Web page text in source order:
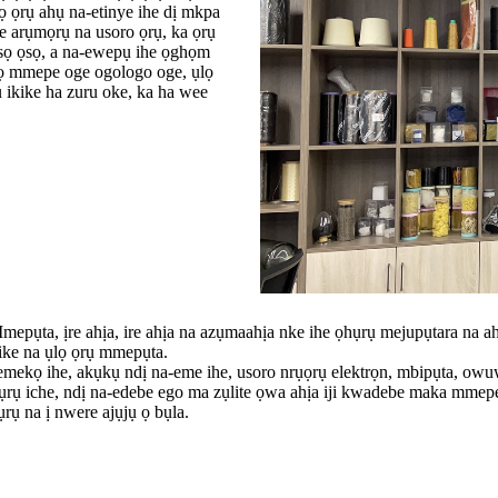
ọrụ ahụ na-etinye ihe dị mkpa
na usoro ọrụ, ka ọrụ
ọsọ, a na-ewepụ ihe ọghọm
mmepe oge ogologo oge, ụlọ
ikike ha zuru oke, ka ha wee
ịre ahịa, ire ahịa na azụmaahịa nke ihe ọhụrụ mejupụtara na
na ụlọ ọrụ mmepụta.
ihe, akụkụ ndị na-eme ihe, usoro nrụọrụ elektrọn, mbipụta,
iche, ndị na-edebe ego ma zụlite ọwa ahịa iji kwadebe maka
na ị nwere ajụjụ ọ bụla.